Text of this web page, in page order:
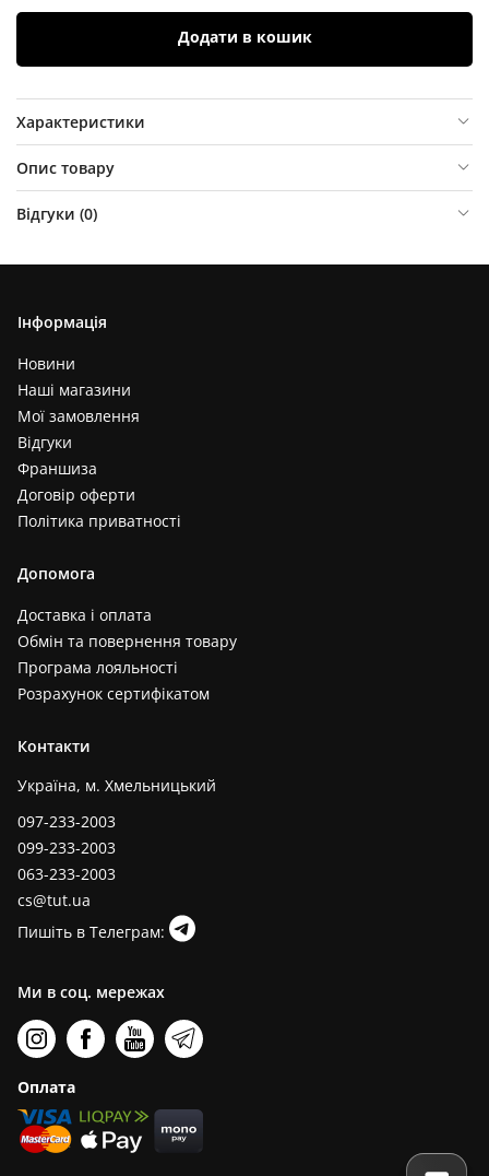
Додати в кошик
Характеристики
Опис товару
Відгуки (0)
Інформація
Новини
Наші магазини
Мої замовлення
Відгуки
Франшиза
Договір оферти
Політика приватності
Допомога
Доставка і оплата
Обмін та повернення товару
Програма лояльності
Розрахунок сертифікатом
Контакти
Україна, м. Хмельницький
097-233-2003
099-233-2003
063-233-2003
cs@tut.ua
Пишіть в Телеграм:
Ми в соц. мережах
Оплата